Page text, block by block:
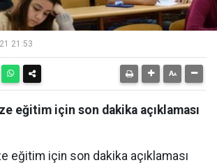
21:53
eğitim için son dakika açıklaması
eğitim için son dakika açıklaması